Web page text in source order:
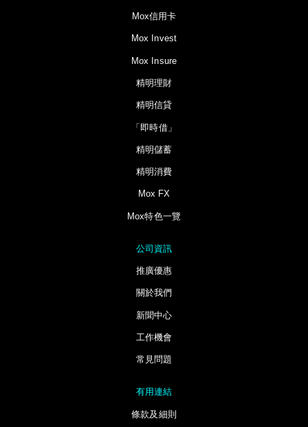
Mox信用卡
Mox Invest
Mox Insure
精明理財
精明信貸
「即時借」
精明儲蓄
精明消費
Mox FX
Mox特色一覽
公司資訊
推廣優惠
關於我們
新聞中心
工作機會
常見問題
有用連結
條款及細則